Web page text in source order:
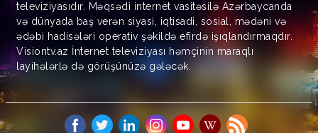
televiziyasıdır. Məqsədi internet vasitəsilə Azərbaycanda
və dünyada baş verən siyasi, iqtisadi, sosial, mədəni və
ədəbi hadisələri operativ şəkildə efirdə işıqlandırmaqdır.
Visiontv.az İnternet televiziyası həmçinin maraqlı
layihələrlə də görüşünüzə gələcək.